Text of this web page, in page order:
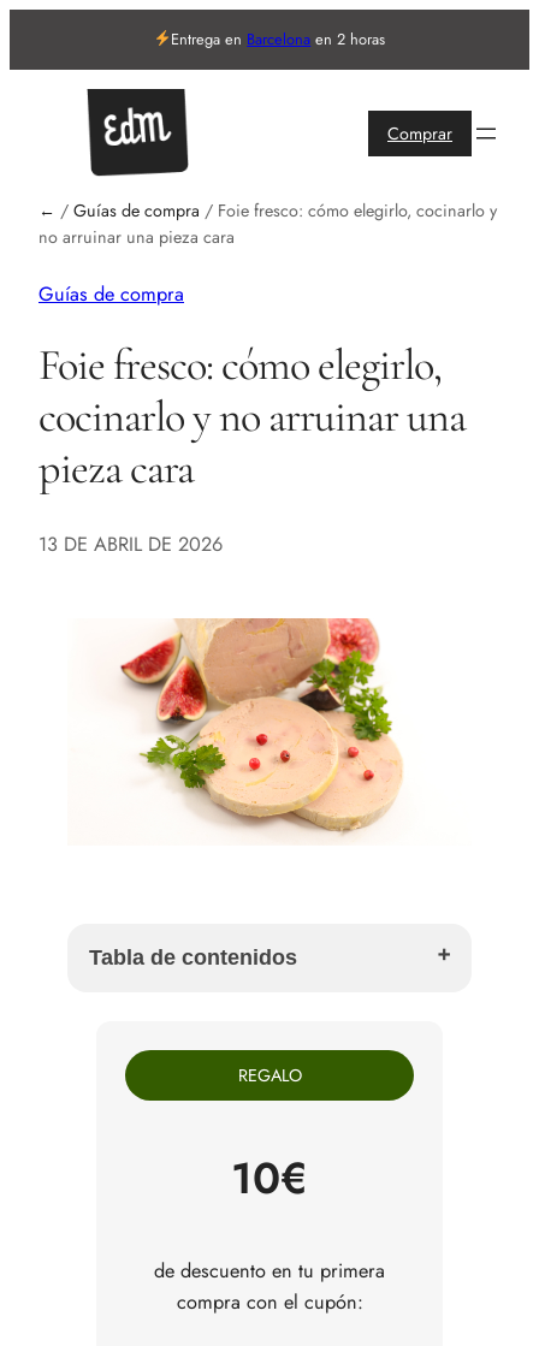
Entrega en Barcelona en 2 horas
Comprar
← / Guías de compra / Foie fresco: cómo elegirlo, cocinarlo y
no arruinar una pieza cara
Guías de compra
Foie fresco: cómo elegirlo,
cocinarlo y no arruinar una
pieza cara
13 DE ABRIL DE 2026
Tabla de contenidos
Foie fresco y foie elaborado: no sirven para lo
mismo
Cómo elegir un buen foie fresco
Para cuántas personas va bien una pieza de foie
Cómo cocinarlo sin que se funda demasiado
Qué acompañamientos le van mejor
Errores comunes al comprar foie fresco
REGALO
10€
de descuento en tu primera
compra con el cupón: